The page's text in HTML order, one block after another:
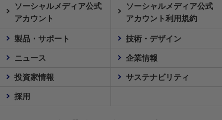
ソーシャルメディア公式
アカウント
ソーシャルメディア公式
アカウント利用規約
製品・サポート
技術・デザイン
ニュース
企業情報
投資家情報
サステナビリティ
採用